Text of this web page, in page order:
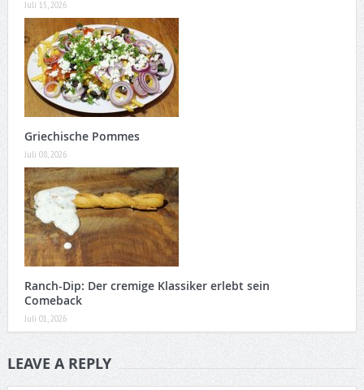
Juli 15, 2026
Griechische Pommes
Juli 08, 2026
Ranch-Dip: Der cremige Klassiker erlebt sein
Comeback
Juli 01, 2026
LEAVE A REPLY